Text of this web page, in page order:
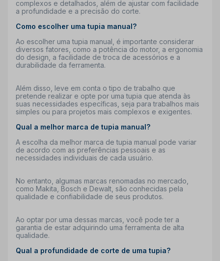
complexos e detalhados, além de ajustar com facilidade
a profundidade e a precisão do corte.
Como escolher uma tupia manual?
Ao escolher uma tupia manual, é importante considerar
diversos fatores, como a potência do motor, a ergonomia
do design, a facilidade de troca de acessórios e a
durabilidade da ferramenta.
Além disso, leve em conta o tipo de trabalho que
pretende realizar e opte por uma tupia que atenda às
suas necessidades específicas, seja para trabalhos mais
simples ou para projetos mais complexos e exigentes.
Qual a melhor marca de tupia manual?
A escolha da melhor marca de tupia manual pode variar
de acordo com as preferências pessoais e as
necessidades individuais de cada usuário.
No entanto, algumas marcas renomadas no mercado,
como Makita, Bosch e Dewalt, são conhecidas pela
qualidade e confiabilidade de seus produtos.
Ao optar por uma dessas marcas, você pode ter a
garantia de estar adquirindo uma ferramenta de alta
qualidade.
Qual a profundidade de corte de uma tupia?